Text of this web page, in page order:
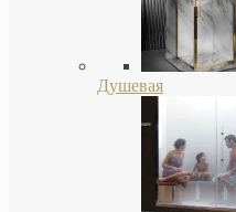
Душевая